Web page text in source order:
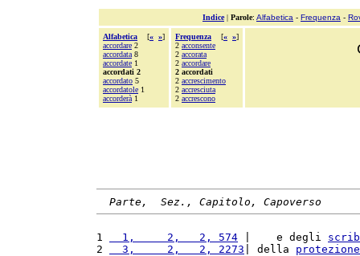
Indice| Parole: Alfabetica - Frequenza -
Alfabetica [« »]
accordare 2
accordata 8
accordate 1
accordati 2
accordato 5
accordatole 1
accorderà 1
Frequenza [« »]
2 acconsente
2 accorata
2 accordare
2 accordati
2 accrescimento
2 accresciuta
2 accrescono
Parte,  Sez., Capitolo, Capoverso
1
  1,     2,   2, 574
|    e degli
2
  3,     2,   2, 2273
| della protezione